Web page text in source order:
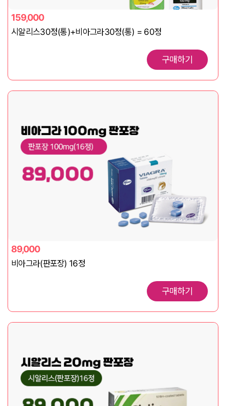
159,000
시알리스30정(통)+비아그라30정(통) = 60정
구매하기
89,000
비아그라(판포장) 16정
구매하기